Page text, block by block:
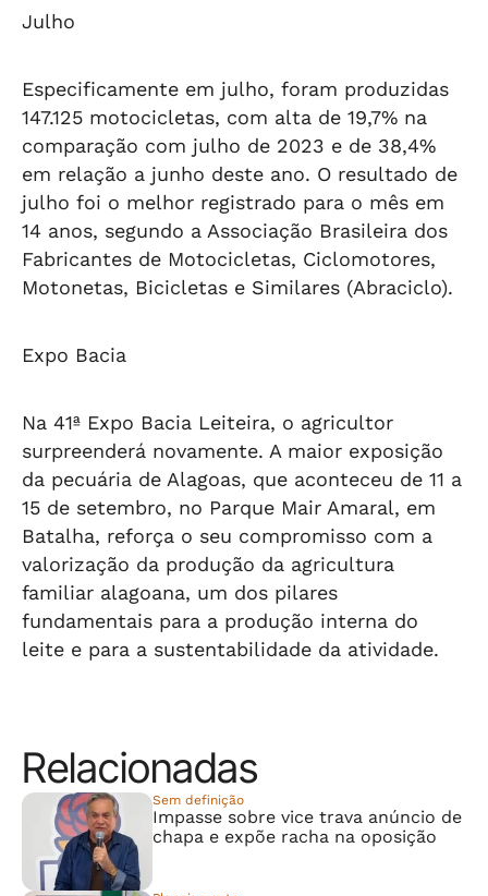
Julho
Especificamente em julho, foram produzidas
147.125 motocicletas, com alta de 19,7% na
comparação com julho de 2023 e de 38,4%
em relação a junho deste ano. O resultado de
julho foi o melhor registrado para o mês em
14 anos, segundo a Associação Brasileira dos
Fabricantes de Motocicletas, Ciclomotores,
Motonetas, Bicicletas e Similares (Abraciclo).
Expo Bacia
Na 41ª Expo Bacia Leiteira, o agricultor
surpreenderá novamente. A maior exposição
da pecuária de Alagoas, que aconteceu de 11 a
15 de setembro, no Parque Mair Amaral, em
Batalha, reforça o seu compromisso com a
valorização da produção da agricultura
familiar alagoana, um dos pilares
fundamentais para a produção interna do
leite e para a sustentabilidade da atividade.
Relacionadas
Sem definição
Impasse sobre vice trava anúncio de
chapa e expõe racha na oposição